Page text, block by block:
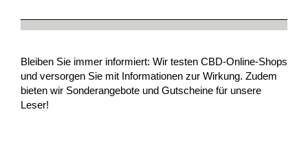
Bleiben Sie immer informiert: Wir testen CBD-Online-Shops
und versorgen Sie mit Informationen zur Wirkung. Zudem
bieten wir Sonderangebote und Gutscheine für unsere
Leser!